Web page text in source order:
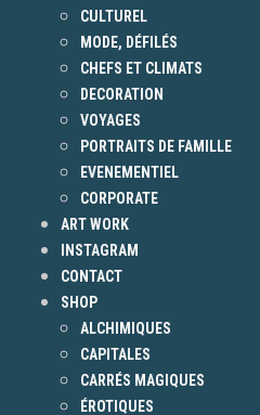
CULTUREL
MODE, DÉFILÉS
CHEFS ET CLIMATS
DECORATION
VOYAGES
PORTRAITS DE FAMILLE
EVENEMENTIEL
CORPORATE
ART WORK
INSTAGRAM
CONTACT
SHOP
ALCHIMIQUES
CAPITALES
CARRÉS MAGIQUES
ÉROTIQUES